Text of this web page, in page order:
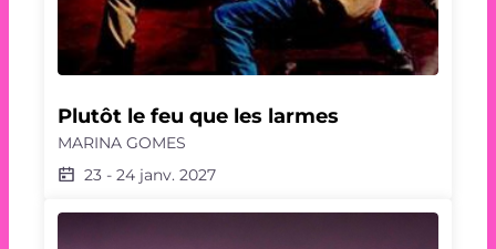
Plutôt le feu que les larmes
MARINA GOMES
23 - 24 janv. 2027